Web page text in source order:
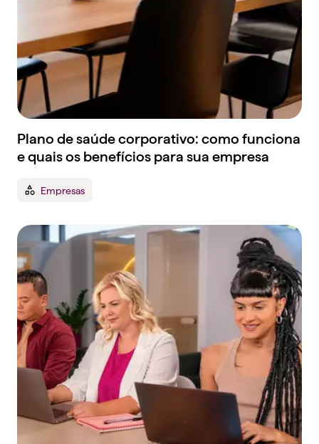
Plano de saúde corporativo: como funciona
e quais os benefícios para sua empresa
Empresas